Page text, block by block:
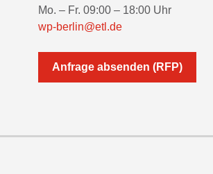
Mo. – Fr. 09:00 – 18:00 Uhr
wp-berlin@etl.de
Anfrage absenden (RFP)